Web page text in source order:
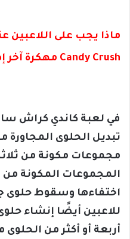
ماذا يجب على اللاعبين
Candy Crush مهكرة آخر إصدار:
في لعبة كاندي كراش
تبديل الحلوى
مجموعات مكونة من
المجموعات المكونة من
اختفاءها وسقوط حلوى
للاعبين أيضًا إنشاء
أربعة أو أكثر من